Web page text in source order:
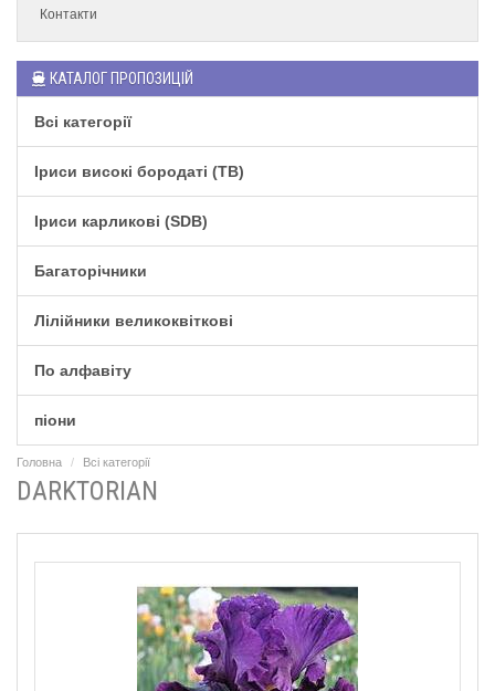
Контакти
КАТАЛОГ ПРОПОЗИЦІЙ
Всі категорії
Іриси високі бородаті (TB)
Іриси карликові (SDB)
Багаторічники
Лілійники великоквіткові
По алфавіту
піони
Головна Всі категорії
DARKTORIAN